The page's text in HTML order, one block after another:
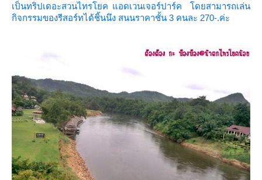
เป็นทริปเดอะสวนไทรโยค แอดเวนเจอร์ปาร์ค โดยสามารถเล่น
กิจกรรมของรีสอร์ทได้ชิ้นนึง สนนราคาชั้น 3 คนละ 270-.ค่ะ